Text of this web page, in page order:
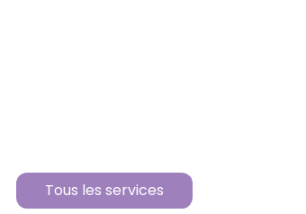
Tous les services